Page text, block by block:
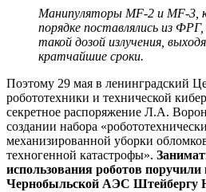
Манипуляторы MF-2 и MF-3,
порядке поставлялись из ФРГ,
такой дозой излучения,
кратчайшие сроки.
Поэтому 29 мая в ленинградский
робототехники и технической
секретное распоряжение Л.А.
создании набора
механизированной уборки
техногенной катастрофы».
использования роботов
Чернобыльской АЭС Штейбергу